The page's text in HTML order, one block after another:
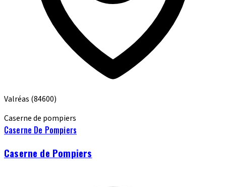
Valréas (84600)
Caserne de pompiers
Caserne De Pompiers
Caserne de Pompiers